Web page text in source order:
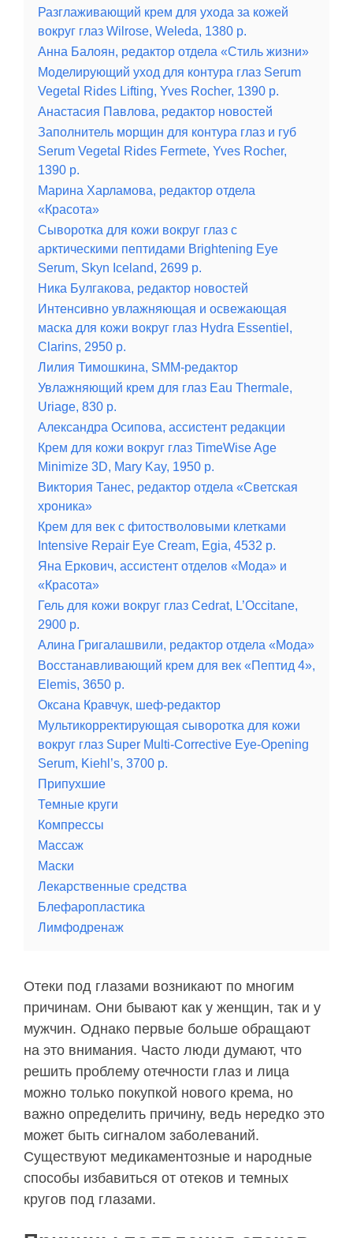
Разглаживающий крем для ухода за кожей
вокруг глаз Wilrose, Weleda, 1380 р.
Анна Балоян, редактор отдела «Стиль жизни»
Моделирующий уход для контура глаз Serum
Vegetal Rides Lifting, Yves Rocher, 1390 р.
Анастасия Павлова, редактор новостей
Заполнитель морщин для контура глаз и губ
Serum Vegetal Rides Fermete, Yves Rocher,
1390 р.
Марина Харламова, редактор отдела
«Красота»
Сыворотка для кожи вокруг глаз с
арктическими пептидами Brightening Eye
Serum, Skyn Iceland, 2699 р.
Ника Булгакова, редактор новостей
Интенсивно увлажняющая и освежающая
маска для кожи вокруг глаз Hydra Essentiel,
Clarins, 2950 р.
Лилия Тимошкина, SMM-редактор
Увлажняющий крем для глаз Eau Thermale,
Uriage, 830 р.
Александра Осипова, ассистент редакции
Крем для кожи вокруг глаз TimeWise Age
Minimize 3D, Mary Kay, 1950 р.
Виктория Танес, редактор отдела «Светская
хроника»
Крем для век с фитостволовыми клетками
Intensive Repair Eye Cream, Egia, 4532 р.
Яна Еркович, ассистент отделов «Мода» и
«Красота»
Гель для кожи вокруг глаз Cedrat, L’Occitane,
2900 р.
Алина Григалашвили, редактор отдела «Мода»
Восстанавливающий крем для век «Пептид 4»,
Elemis, 3650 р.
Оксана Кравчук, шеф-редактор
Мультикорректирующая сыворотка для кожи
вокруг глаз Super Multi-Corrective Eye-Opening
Serum, Kiehl’s, 3700 р.
Припухшие
Темные круги
Компрессы
Массаж
Маски
Лекарственные средства
Блефаропластика
Лимфодренаж
Отеки под глазами возникают по многим
причинам. Они бывают как у женщин, так и у
мужчин. Однако первые больше обращают
на это внимания. Часто люди думают, что
решить проблему отечности глаз и лица
можно только покупкой нового крема, но
важно определить причину, ведь нередко это
может быть сигналом заболеваний.
Существуют медикаментозные и народные
способы избавиться от отеков и темных
кругов под глазами.